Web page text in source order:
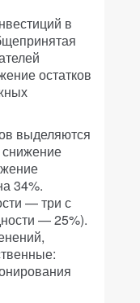
в
остатков
выделяются
34%.
— три с
— 25%).